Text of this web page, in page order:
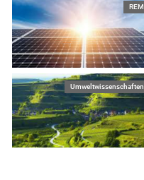
REM
Umweltwissenschaften